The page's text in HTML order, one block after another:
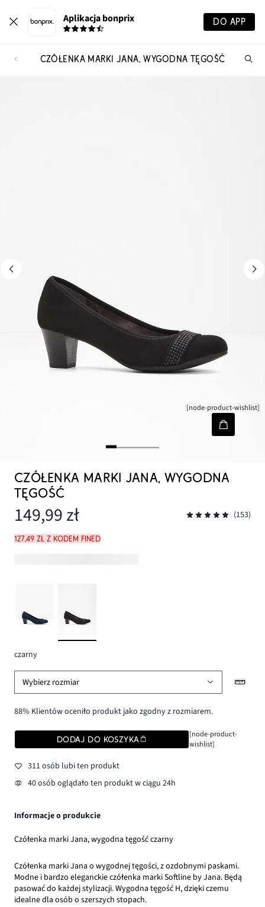
Aplikacja bonprix DO APP
CZÓŁENKA MARKI JANA, WYGODNA TĘGOŚĆ
[node-product-wishlist]
CZÓŁENKA MARKI JANA, WYGODNA
TĘGOŚĆ
149,99 zł (153)
127,49 zł z kodem FINED
czarny
Wybierz rozmiar
88% Klientów oceniło produkt jako zgodny z rozmiarem.
DODAJ DO KOSZYKA
[node-product-
wishlist]
311 osób lubi ten produkt
40 osób oglądało ten produkt w ciągu 24h
Informacje o produkcie
Czółenka marki Jana, wygodna tęgość czarny
Czółenka marki Jana o wygodnej tęgości, z ozdobnymi paskami.
Modne i bardzo eleganckie czółenka marki Softline by Jana. Będą
pasować do każdej stylizacji. Wygodna tęgość H, dzięki czemu
idealne dla osób o szerszych stopach.